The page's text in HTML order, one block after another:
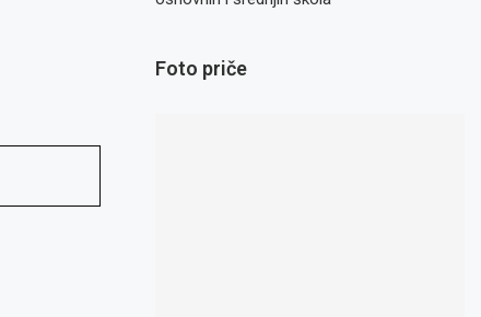
Foto priče